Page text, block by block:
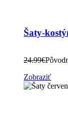
Šaty-
24.99€
Zobraziť